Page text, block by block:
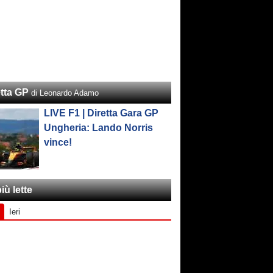
GP di Leonardo Adamo
LIVE F1 | Diretta Gara GP
Ungheria: Lando Norris
vince!
lette
Ieri